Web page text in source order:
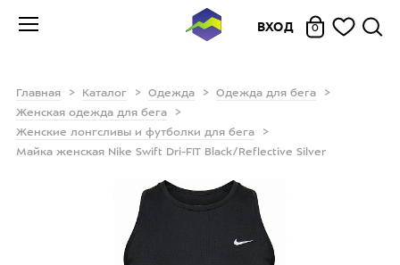
ВХОД 0
Главная Каталог Одежда
Одежда для бега
Женская одежда для бега
Женские лонгсливы и футболки для бега
Майка женская Nike Swift Dri-FIT Black/Reflective Silver